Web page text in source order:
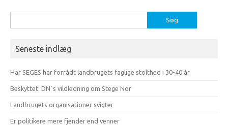
efter:
Seneste indlæg
Har SEGES har forrådt landbrugets faglige stolthed i 30-40 år
Beskyttet: DN´s vildledning om Stege Nor
Landbrugets organisationer svigter
Er politikere mere fjender end venner